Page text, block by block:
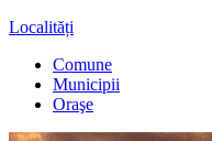
Localități
Comune
Municipii
Oraşe